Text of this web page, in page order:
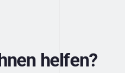
helfen?